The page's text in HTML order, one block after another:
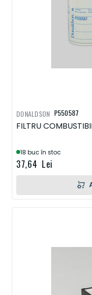
P550587
FILTRU
18 buc în stoc
37,64 Lei
DONALDSON